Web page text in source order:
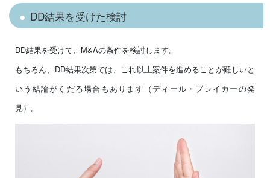
DD結果を受けた検討
DD結果を受けて、M&Aの条件を検討します。
もちろん、DD結果次第では、これ以上案件を進めることが難しいと
いう結論がくだる場合もあります（ディール・ブレイカーの発
見）。